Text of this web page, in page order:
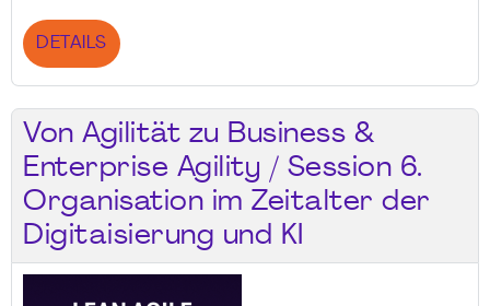
DETAILS
Von Agilität zu Business &
Enterprise Agility / Session 6.
Organisation im Zeitalter der
Digitaisierung und KI